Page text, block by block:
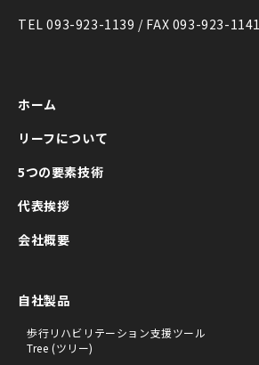
TEL 093-923-1139 / FAX 093-923-1141
ホーム
リーフについて
5つの要素技術
代表挨拶
会社概要
自社製品
歩行リハビリテーション支援ツール
Tree (ツリー)